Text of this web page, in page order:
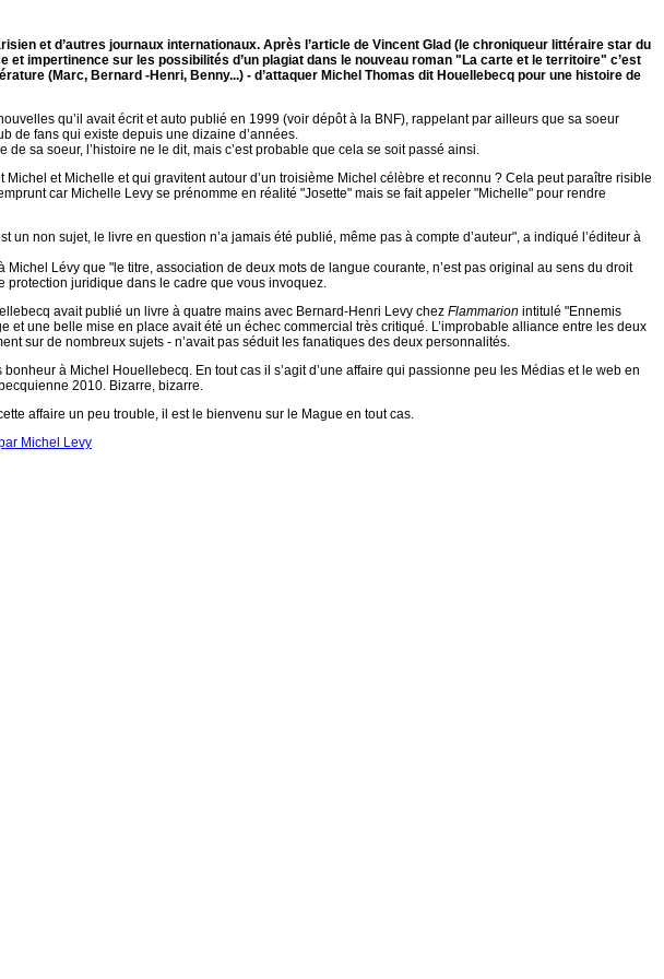
et d’autres journaux internationaux. Après l’article de Vincent Glad (le chroniqueur littéraire star du
impertinence sur les possibilités d’un plagiat dans le nouveau roman "La carte et le territoire" c’est
(Marc, Bernard -Henri, Benny...) - d’attaquer Michel Thomas dit Houellebecq pour une histoire de
qu’il avait écrit et auto publié en 1999 (voir dépôt à la BNF), rappelant par ailleurs que sa soeur
de fans qui existe depuis une dizaine d’années.
sa soeur, l’histoire ne le dit, mais c’est probable que cela se soit passé ainsi.
Michel et Michelle et qui gravitent autour d’un troisième Michel célèbre et reconnu ? Cela peut paraître risible
car Michelle Levy se prénomme en réalité "Josette" mais se fait appeler "Michelle" pour rendre
un non sujet, le livre en question n’a jamais été publié, même pas à compte d’auteur", a indiqué l’éditeur à
Michel Lévy que "le titre, association de deux mots de langue courante, n’est pas original au sens du droit
protection juridique dans le cadre que vous invoquez.
avait publié un livre à quatre mains avec Bernard-Henri Levy chez Flammarion intitulé "Ennemis
et une belle mise en place avait été un échec commercial très critiqué. L’improbable alliance entre les deux
sur de nombreux sujets - n’avait pas séduit les fanatiques des deux personnalités.
à Michel Houellebecq. En tout cas il s’agit d’une affaire qui passionne peu les Médias et le web en
2010. Bizarre, bizarre.
affaire un peu trouble, il est le bienvenu sur le Mague en tout cas.
Michel Levy